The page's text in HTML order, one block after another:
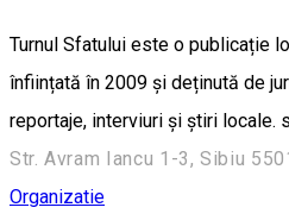
Turnul Sfatului este o publicație
înființată în 2009 și deținută de
reportaje, interviuri și știri locale.
Str. Avram Iancu 1-3, Sibiu
Organizatie